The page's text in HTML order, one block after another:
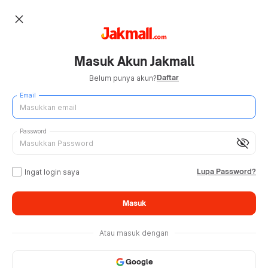
close
Masuk Akun Jakmall
Belum punya akun?Daftar
Email
visibility_off
Password
Ingat login saya Lupa Password?
Masuk
Atau masuk dengan
Google